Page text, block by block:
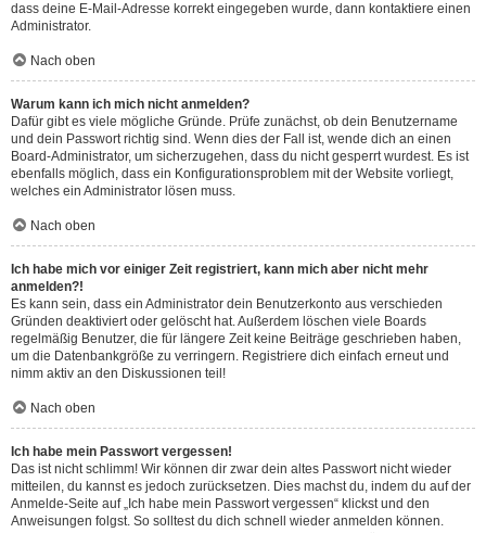
dass deine E-Mail-Adresse korrekt eingegeben wurde, dann kontaktiere einen
Administrator.
Nach oben
Warum kann ich mich nicht anmelden?
Dafür gibt es viele mögliche Gründe. Prüfe zunächst, ob dein Benutzername
und dein Passwort richtig sind. Wenn dies der Fall ist, wende dich an einen
Board-Administrator, um sicherzugehen, dass du nicht gesperrt wurdest. Es ist
ebenfalls möglich, dass ein Konfigurationsproblem mit der Website vorliegt,
welches ein Administrator lösen muss.
Nach oben
Ich habe mich vor einiger Zeit registriert, kann mich aber nicht mehr
anmelden?!
Es kann sein, dass ein Administrator dein Benutzerkonto aus verschieden
Gründen deaktiviert oder gelöscht hat. Außerdem löschen viele Boards
regelmäßig Benutzer, die für längere Zeit keine Beiträge geschrieben haben,
um die Datenbankgröße zu verringern. Registriere dich einfach erneut und
nimm aktiv an den Diskussionen teil!
Nach oben
Ich habe mein Passwort vergessen!
Das ist nicht schlimm! Wir können dir zwar dein altes Passwort nicht wieder
mitteilen, du kannst es jedoch zurücksetzen. Dies machst du, indem du auf der
Anmelde-Seite auf „Ich habe mein Passwort vergessen“ klickst und den
Anweisungen folgst. So solltest du dich schnell wieder anmelden können.